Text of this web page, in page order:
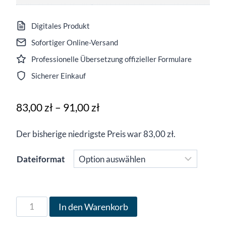
Digitales Produkt
Sofortiger Online-Versand
Professionelle Übersetzung offizieller Formulare
Sicherer Einkauf
83,00zł– 91,00złPreisspanne:
bis
91,00 zł
Der bisherige niedrigste Preis war83,00zł.
Dateiformat
Formular
PIT-
In den Warenkorb